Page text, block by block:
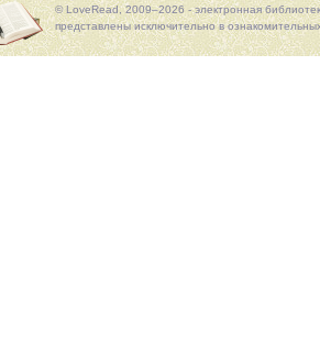
© LoveRead, 2009–2026 - электронная
представлены исключительно в